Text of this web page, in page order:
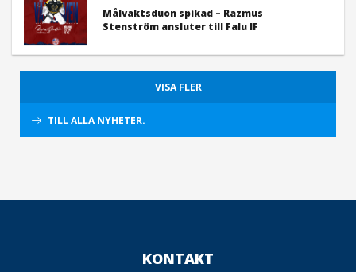
Målvaktsduon spikad – Razmus
Stenström ansluter till Falu IF
VISA FLER
TILL ALLA NYHETER.
KONTAKT